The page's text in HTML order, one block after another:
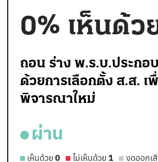
0% เห็นด้ว
ถอน ร่าง พ.ร.บ.ประกอ
ด้วยการเลือกตั้ง ส.ส. เ
พิจารณาใหม่
ผ่าน
เห็นด้วย 0 ไม่เห็นด้วย 1 งดออกเ